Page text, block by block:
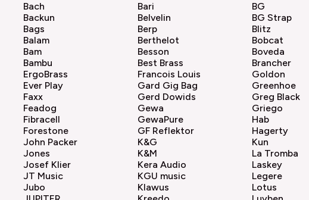
Bach
Backun
Bags
Balam
Bam
Bambu
Bari
Belvelin
Berp
Berthelot
Besson
Best Brass
BG
BG Strap
Blitz
Bobcat
Boveda
Brancher
ErgoBrass
Ever Play
Faxx
Feadog
Fibracell
Forestone
Francois Louis
Gard Gig Bag
Gerd Dowids
Gewa
GewaPure
GF Reflektor
Goldon
Greenhoe
Greg Black
Griego
Hab
Hagerty
John Packer
Jones
Josef Klier
JT Music
Jubo
K&G
K&M
Kera Audio
KGU music
Klawus
Kun
La Tromba
Laskey
Legere
Lotus